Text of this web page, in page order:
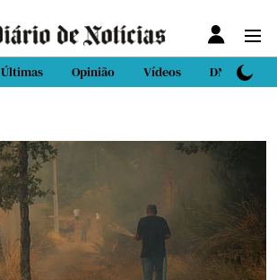
Últimas Opinião Vídeos DN Sport